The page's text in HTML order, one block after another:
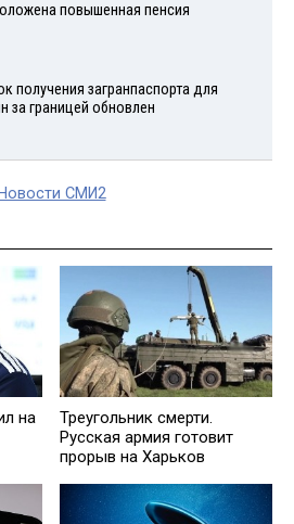
повышенная пенсия
получения загранпаспорта для
за границей обновлен
Новости СМИ2
на
Треугольник смерти.
Русская армия готовит
прорыв на Харьков